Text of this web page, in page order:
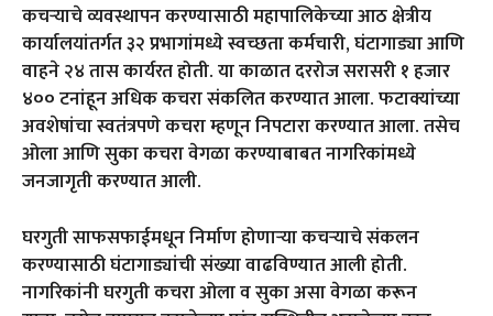
कचऱ्याचे व्यवस्थापन करण्यासाठी महापालिकेच्या आठ क्षेत्रीय
कार्यालयांतर्गत ३२ प्रभागांमध्ये स्वच्छता कर्मचारी,घंटागाड्या आणि
वाहने २४ तास कार्यरत होती. या काळात दररोज सरासरी १ हजार
४०० टनांहून अधिक कचरा संकलित करण्यात आला. फटाक्यांच्या
अवशेषांचा स्वतंत्रपणे कचरा म्हणून निपटारा करण्यात आला. तसेच
ओला आणि सुका कचरा वेगळा करण्याबाबत नागरिकांमध्ये
जनजागृती करण्यात आली.
घरगुती साफसफाईमधून निर्माण होणाऱ्या कचऱ्याचे संकलन
करण्यासाठी घंटागाड्यांची संख्या वाढविण्यात आली होती.
नागरिकांनी घरगुती कचरा ओला व सुका असा वेगळा करून